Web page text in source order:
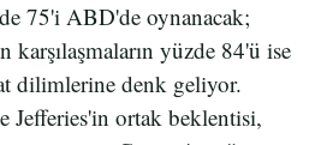
75'i ABD'de oynanacak;
karşılaşmaların yüzde 84'ü ise
dilimlerine denk geliyor.
Jefferies'in ortak beklentisi,